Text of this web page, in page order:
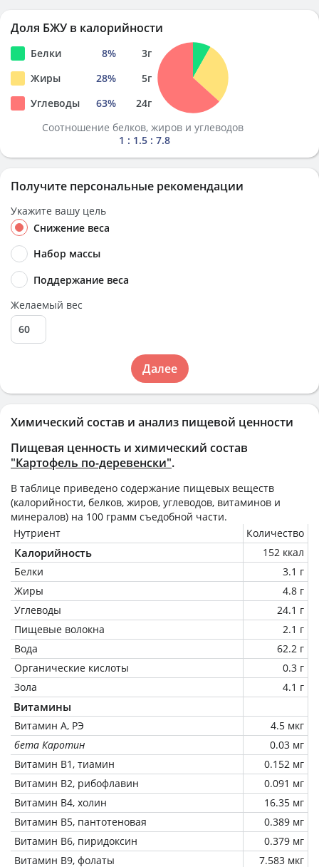
Химический состав и анализ пищевой ценности
Пищевая ценность и химический состав
"Картофель по-деревенски".
В таблице приведено содержание пищевых веществ
(калорийности, белков, жиров, углеводов, витаминов и
минералов) на 100 грамм съедобной части.
Нутриент
Количество
Калорийность
152 ккал
Белки
3.1 г
Жиры
4.8 г
Углеводы
24.1 г
Пищевые волокна
2.1 г
Вода
62.2 г
Органические кислоты
0.3 г
Зола
4.1 г
Витамины
Витамин А, РЭ
4.5 мкг
бета Каротин
0.03 мг
Витамин В1, тиамин
0.152 мг
Витамин В2, рибофлавин
0.091 мг
Витамин В4, холин
16.35 мг
Витамин В5, пантотеновая
0.389 мг
Витамин В6, пиридоксин
0.379 мг
Витамин В9, фолаты
7.583 мкг
Доля БЖУ в калорийности
Белки 8% 3г
Жиры
28% 5г
Углеводы
63% 24г
Соотношение белков, жиров и углеводов
1 : 1.5 : 7.8
Получите персональные рекомендации
Укажите вашу цель
Снижение веса
Набор массы
Поддержание веса
Желаемый вес
Далее